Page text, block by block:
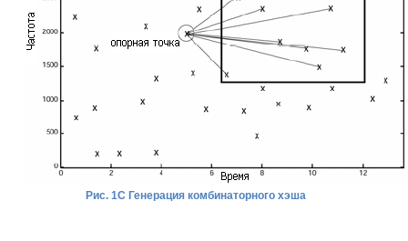
Рис. 1C Генерация комбинаторного хэша